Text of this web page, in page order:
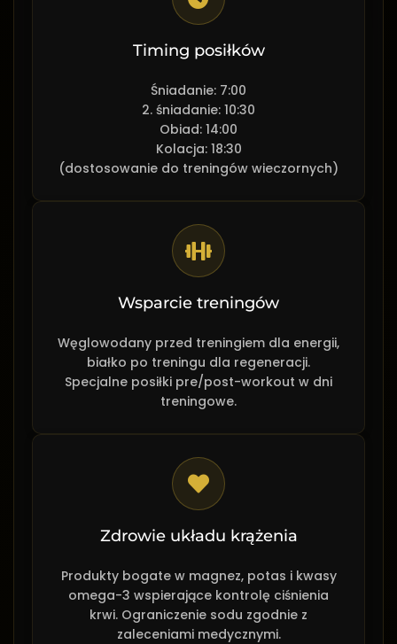
Timing posiłków
Śniadanie: 7:00
2. śniadanie: 10:30
Obiad: 14:00
Kolacja: 18:30
(dostosowanie do treningów wieczornych)
Wsparcie treningów
Węglowodany przed treningiem dla energii,
białko po treningu dla regeneracji.
Specjalne posiłki pre/post-workout w dni
treningowe.
Zdrowie układu krążenia
Produkty bogate w magnez, potas i kwasy
omega-3 wspierające kontrolę ciśnienia
krwi. Ograniczenie sodu zgodnie z
zaleceniami medycznymi.